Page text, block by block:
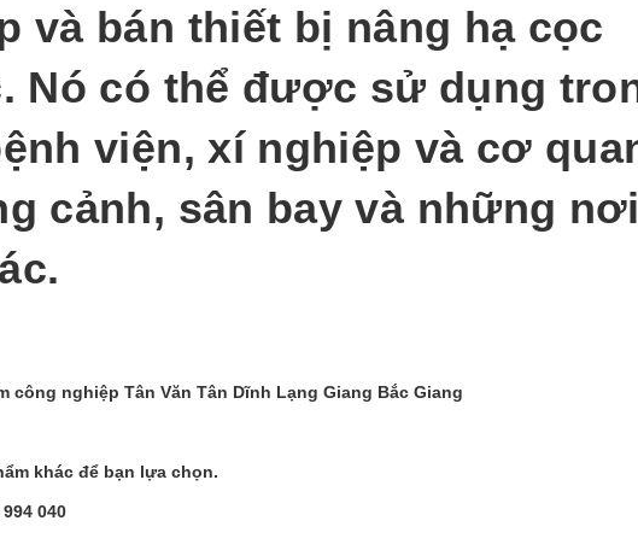
và bán thiết bị nâng hạ cọc
Nó có thể được sử dụng
viện, xí nghiệp và cơ
cảnh, sân bay và những nơi
công nghiệp Tân Văn Tân Dĩnh Lạng Giang Bắc Giang
khác để bạn lựa chọn.
040